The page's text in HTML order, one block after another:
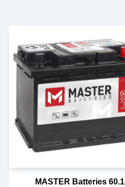
MASTER Batteries 60.1